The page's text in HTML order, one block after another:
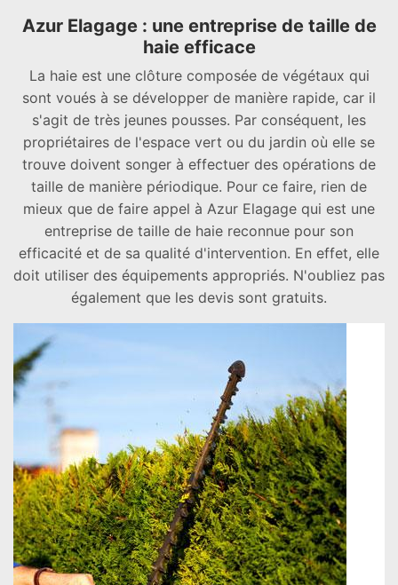
Azur Elagage : une entreprise de taille de
haie efficace
La haie est une clôture composée de végétaux qui
sont voués à se développer de manière rapide, car il
s'agit de très jeunes pousses. Par conséquent, les
propriétaires de l'espace vert ou du jardin où elle se
trouve doivent songer à effectuer des opérations de
taille de manière périodique. Pour ce faire, rien de
mieux que de faire appel à Azur Elagage qui est une
entreprise de taille de haie reconnue pour son
efficacité et de sa qualité d'intervention. En effet, elle
doit utiliser des équipements appropriés. N'oubliez pas
également que les devis sont gratuits.